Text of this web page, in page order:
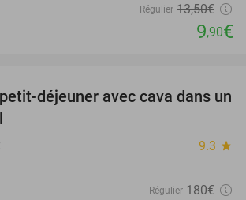
Régulier 13,50€
9,90€
48%
déjeuner avec cava dans un
9.3 star
Régulier 180€